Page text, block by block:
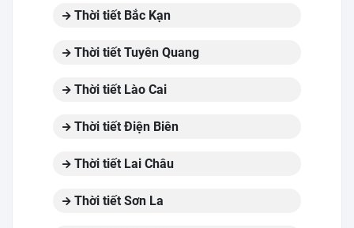
Thời tiết Bắc Kạn
Thời tiết Tuyên Quang
Thời tiết Lào Cai
Thời tiết Điện Biên
Thời tiết Lai Châu
Thời tiết Sơn La